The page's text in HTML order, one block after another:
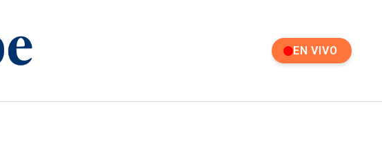
EN VIVO